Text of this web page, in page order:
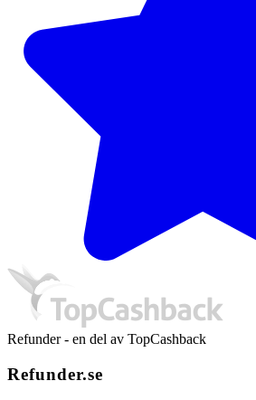
Refunder - en del av TopCashback
Refunder.se